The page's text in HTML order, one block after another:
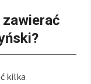
kilka